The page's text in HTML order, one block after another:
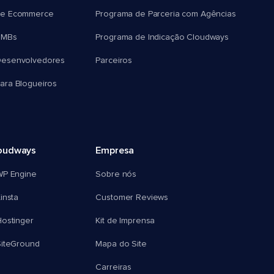
Ecommerce
Blogueiros
Programa de Parceria com Agências
Programa de Indicação Cloudways
Parceiros
Engine
Empresa
Sobre nós
Customer Reviews
Kit de Imprensa
Mapa do Site
Carreiras